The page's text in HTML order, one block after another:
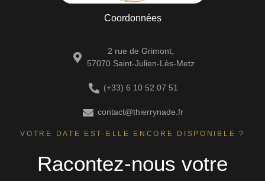
Coordonnées
2 rue de Grimont,
57070 Saint-Julien-Lès-Metz
(+33) 6 10 52 07 51
contact@thierrynade.fr
VOTRE DATE EST-ELLE ENCORE DISPONIBLE ?
Racontez-nous votre